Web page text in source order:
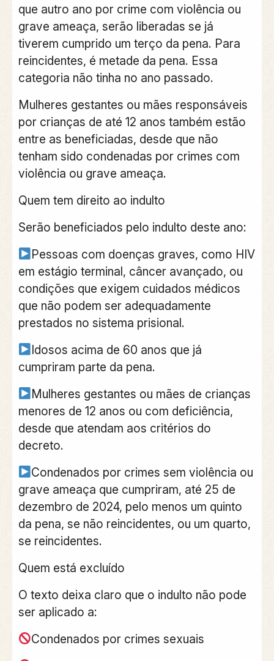
que autro ano por crime com violência ou
grave ameaça, serão liberadas se já
tiverem cumprido um terço da pena. Para
reincidentes, é metade da pena. Essa
categoria não tinha no ano passado.
Mulheres gestantes ou mães responsáveis
por crianças de até 12 anos também estão
entre as beneficiadas, desde que não
tenham sido condenadas por crimes com
violência ou grave ameaça.
Quem tem direito ao indulto
Serão beneficiados pelo indulto deste ano:
Pessoas com doenças graves, como HIV
em estágio terminal, câncer avançado, ou
condições que exigem cuidados médicos
que não podem ser adequadamente
prestados no sistema prisional.
Idosos acima de 60 anos que já
cumpriram parte da pena.
Mulheres gestantes ou mães de crianças
menores de 12 anos ou com deficiência,
desde que atendam aos critérios do
decreto.
Condenados por crimes sem violência ou
grave ameaça que cumpriram, até 25 de
dezembro de 2024, pelo menos um quinto
da pena, se não reincidentes, ou um quarto,
se reincidentes.
Quem está excluído
O texto deixa claro que o indulto não pode
ser aplicado a:
Condenados por crimes sexuais